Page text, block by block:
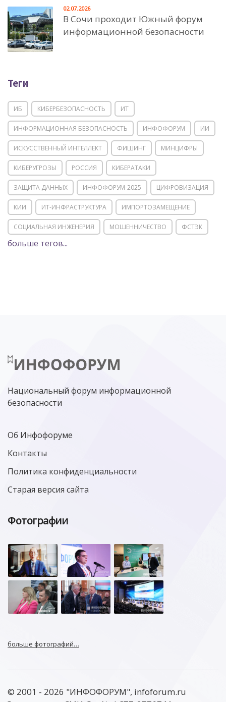
В Сочи проходит Южный форум
информационной безопасности
02.07.2026
Теги
ИБ КИБЕРБЕЗОПАСНОСТЬ ИТ
ИНФОРМАЦИОННАЯ БЕЗОПАСНОСТЬ ИНФОФОРУМ ИИ
ИСКУССТВЕННЫЙ ИНТЕЛЛЕКТ ФИШИНГ МИНЦИФРЫ
КИБЕРУГРОЗЫ РОССИЯ КИБЕРАТАКИ
ЗАЩИТА ДАННЫХ ИНФОФОРУМ-2025 ЦИФРОВИЗАЦИЯ
КИИ ИТ-ИНФРАСТРУКТУРА ИМПОРТОЗАМЕЩЕНИЕ
СОЦИАЛЬНАЯ ИНЖЕНЕРИЯ МОШЕННИЧЕСТВО ФСТЭК
POSITIVE TECHNOLOGIES
МИНЦИФРЫ РОССИИ NGFW
больше тегов...
Национальный форум информационной
безопасности
Об Инфофоруме
Контакты
Политика конфиденциальности
Старая версия сайта
Фотографии
больше фотографий…
© 2001 - 2026 "ИНФОФОРУМ", infoforum.ru